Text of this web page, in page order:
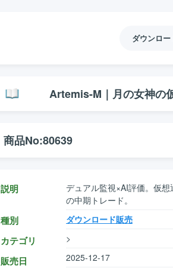
ダウンロ
Artemis-M｜月の女神の
商品No:80639
説明
デュアル監視×AI評価。仮
の中期トレード。
種別 ダウンロード販売
カテゴリ >
販売日 2025-12-17